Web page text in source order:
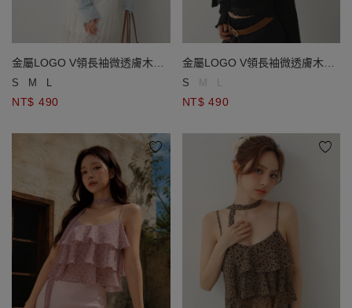
金屬LOGO V領長袖微透膚木耳
邊短版開襟針織衫
S M L
NT$ 490
金屬LOGO V領長袖微透膚木耳
邊短版開襟針織衫
S M L
NT$ 490